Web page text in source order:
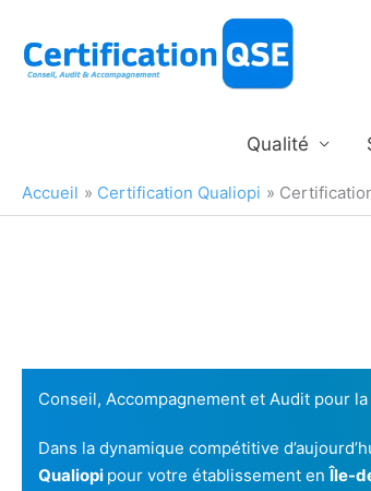
contenu
Qualité
Accueil Certification Qualiopi
Conseil, Accompagnement et Audit pour
Dans la dynamique compétitive
Qualiopi pour votre établissement enÎle-